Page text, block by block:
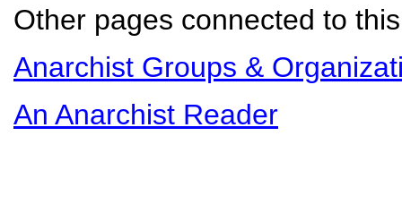
Other pages connected to
Anarchist Groups &
An Anarchist Reader